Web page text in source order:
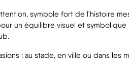
symbole fort de l'histoire
un équilibre visuel et
: au stade, en ville ou dans les